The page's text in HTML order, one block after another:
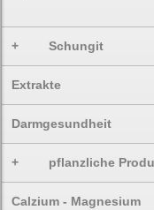
+ Schungit
Extrakte
Darmgesundheit
+ pflanzliche
Calzium - Magnesium